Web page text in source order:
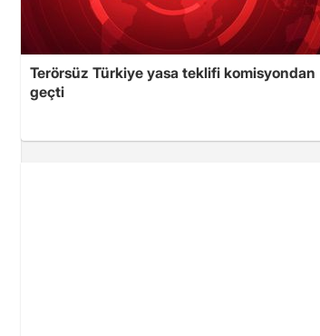
Terörsüz Türkiye yasa teklifi komisyondan
geçti